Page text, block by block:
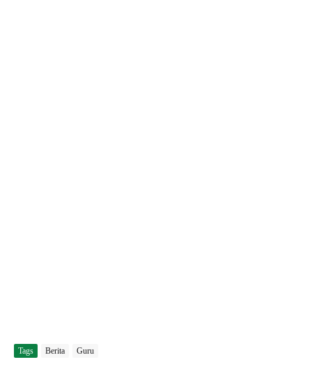
Tags Berita Guru